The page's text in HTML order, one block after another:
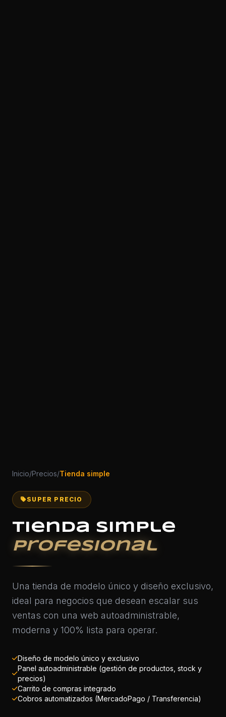
Inicio/Precios/Tienda simple
SUPER PRECIO
Tienda simple
Profesional
Una tienda de modelo único y diseño exclusivo,
ideal para negocios que desean escalar sus
ventas con una web autoadministrable,
moderna y 100% lista para operar.
Diseño de modelo único y exclusivo
Panel autoadministrable (gestión de productos, stock y
precios)
Carrito de compras integrado
Cobros automatizados (MercadoPago / Transferencia)